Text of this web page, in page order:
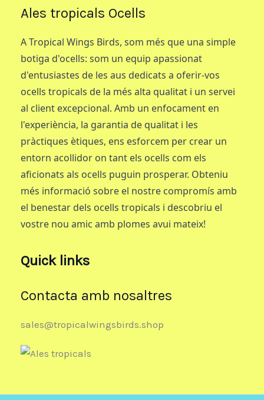
Ales tropicals Ocells
A Tropical Wings Birds, som més que una simple
botiga d'ocells: som un equip apassionat
d'entusiastes de les aus dedicats a oferir-vos
ocells tropicals de la més alta qualitat i un servei
al client excepcional. Amb un enfocament en
l'experiència, la garantia de qualitat i les
pràctiques ètiques, ens esforcem per crear un
entorn acollidor on tant els ocells com els
aficionats als ocells puguin prosperar. Obteniu
més informació sobre el nostre compromís amb
el benestar dels ocells tropicals i descobriu el
vostre nou amic amb plomes avui mateix!
Quick links
Contacta amb nosaltres
sales@tropicalwingsbirds.shop